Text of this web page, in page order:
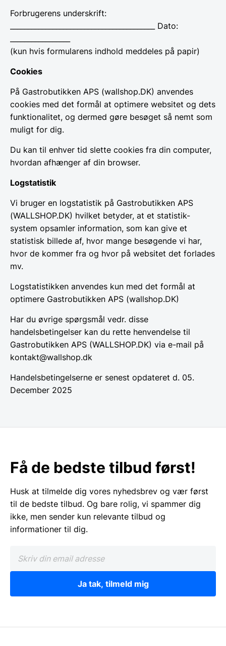
Forbrugerens underskrift:
_________________________________________ Dato:
(kun hvis formularens indhold meddeles på papir)
Cookies
På Gastrobutikken APS (wallshop.DK) anvendes
cookies med det formål at optimere websitet og dets
funktionalitet, og dermed gøre besøget så nemt som
muligt for dig.
Du kan til enhver tid slette cookies fra din computer,
hvordan afhænger af din browser.
Logstatistik
Vi bruger en logstatistik på Gastrobutikken APS
(WALLSHOP.DK) hvilket betyder, at et statistik-
system opsamler information, som kan give et
statistisk billede af, hvor mange besøgende vi har,
hvor de kommer fra og hvor på websitet det forlades
mv.
Logstatistikken anvendes kun med det formål at
optimere Gastrobutikken APS (wallshop.DK)
Har du øvrige spørgsmål vedr. disse
handelsbetingelser kan du rette henvendelse til
Gastrobutikken APS (WALLSHOP.DK) via e-mail på
kontakt@wallshop.dk
Handelsbetingelserne er senest opdateret d. 05.
December 2025
Få de bedste tilbud først!
Husk at tilmelde dig vores nyhedsbrev og vær først
til de bedste tilbud. Og bare rolig, vi spammer dig
ikke, men sender kun relevante tilbud og
informationer til dig.
Ja tak, tilmeld mig